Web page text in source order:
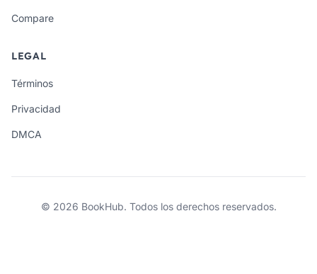
Compare
LEGAL
Términos
Privacidad
DMCA
© 2026 BookHub. Todos los derechos reservados.